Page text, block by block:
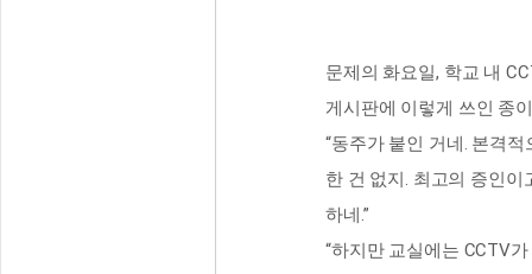
문제의 화요일, 학교 내
게시판에 이렇게 쓰인 종
“동주가 붙인 거네. 본격
한 건 없지. 최고의 증인
하네.”
“하지만 교실에는 CCTV